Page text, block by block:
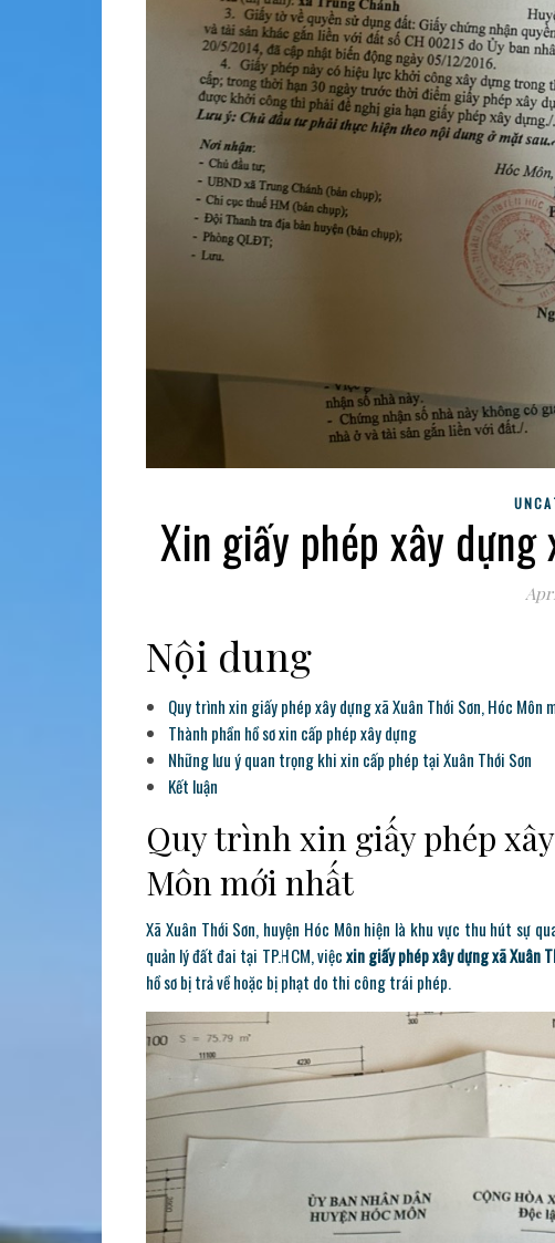
Xin giấy phép xây dựng
Nội dung
Quy trình xin giấy phép xây dựng xã Xuân Thới Sơn, Hóc Môn
Thành phần hồ sơ xin cấp phép xây dựng
Những lưu ý quan trọng khi xin cấp phép tại Xuân Thới Sơn
Kết luận
Quy trình xin giấy phép
Môn mới nhất
Xã Xuân Thới Sơn, huyện Hóc Môn hiện là khu vực thu hút sự
quản lý đất đai tại TP.HCM, việcxin giấy phép xây dựng xã Xuân
hồ sơ bị trả về hoặc bị phạt do thi công trái phép.